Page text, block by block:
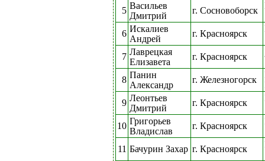
5 Васильев
Дмитрий
г. Сосновоборск
6 Искалиев
Андрей
г. Красноярск
7 Лаврецкая
Елизавета
г. Красноярск
8 Панин
Александр
г. Железногорск
9 Леонтьев
Дмитрий
г. Красноярск
10 Григорьев
Владислав
г. Красноярск
11 Бачурин Захар г. Красноярск